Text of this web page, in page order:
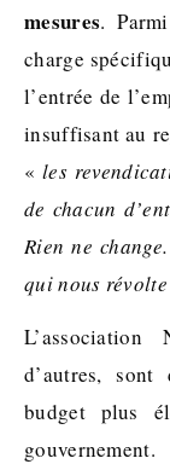
mesures.
charge
l’entrée de
insuffisant au
«les
de chacun
Rien ne
qui nous
d’autres,
budget plus
gouvernement.